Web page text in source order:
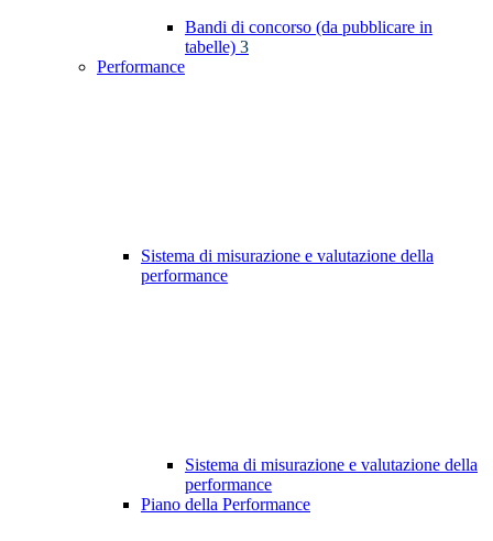
Bandi di concorso (da pubblicare in
tabelle) 3
Performance
Sistema di misurazione e valutazione della
performance
Sistema di misurazione e valutazione della
performance
Piano della Performance